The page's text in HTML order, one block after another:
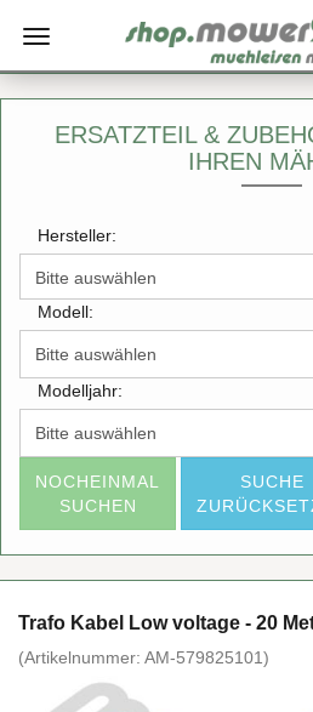
ERSATZTEIL &
IHREN
Hersteller:
Modell:
Modelljahr:
NOCHEINMAL
SUCHEN
SUCHE
Trafo Kabel Low vol­ta­ge - 20
(Ar­ti­kel­num­mer: AM-​579825101)